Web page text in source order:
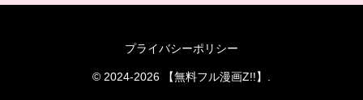
プライバシーポリシー
© 2024-2026 【無料フル漫画Z!!】.